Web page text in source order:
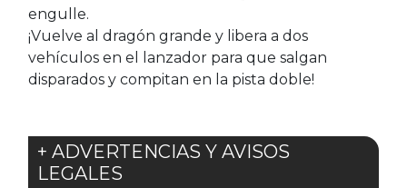
engulle.
¡Vuelve al dragón grande y libera a dos
vehículos en el lanzador para que salgan
disparados y compitan en la pista doble!
+ ADVERTENCIAS Y AVISOS
LEGALES